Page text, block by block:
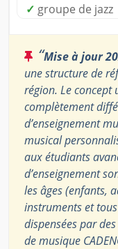
✓ groupe de jazz
“Mise à jour
une structure de
région. Le concept
complètement
d’enseignement
musical
aux étudiants
d’enseignement
les âges (enfants,
instruments et
dispensées par
de musique